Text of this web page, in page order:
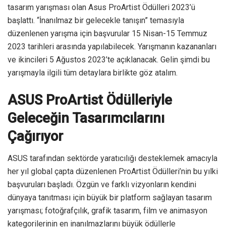
tasarım yarışması olan Asus ProArtist Ödülleri 2023’ü
başlattı. “İnanılmaz bir gelecekle tanışın” temasıyla
düzenlenen yarışma için başvurular 15 Nisan-15 Temmuz
2023 tarihleri arasında yapılabilecek. Yarışmanın kazananları
ve ikincileri 5 Ağustos 2023’te açıklanacak. Gelin şimdi bu
yarışmayla ilgili tüm detaylara birlikte göz atalım.
ASUS ProArtist Ödülleriyle
Geleceğin Tasarımcılarını
Çağırıyor
ASUS tarafından sektörde yaratıcılığı desteklemek amacıyla
her yıl global çapta düzenlenen ProArtist Ödülleri’nin bu yılki
başvuruları başladı. Özgün ve farklı vizyonların kendini
dünyaya tanıtması için büyük bir platform sağlayan tasarım
yarışması; fotoğrafçılık, grafik tasarım, film ve animasyon
kategorilerinin en inanılmazlarını büyük ödüllerle